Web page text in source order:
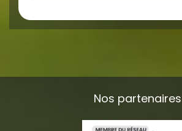
Nos partenaires